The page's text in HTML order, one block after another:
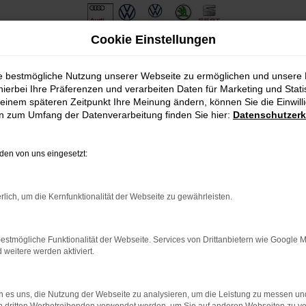
bestimmter Seiten verhindern. Funktioniert die Seite in
dem neuesten Stand sind.
kann auch dazu führen, dass bestimmte Funktionen nicht
Cookie Einstellungen
bestmögliche Nutzung unserer Webseite zu ermöglichen und unsere
Ihre Präferenzen und verarbeiten Daten für Marketing und
späteren Zeitpunkt Ihre Meinung ändern, können Sie die
zum Umfang der Datenverarbeitung finden Sie hier:
von uns eingesetzt:
um die Kernfunktionalität der Webseite zu gewährleisten.
Funktionalität der Webseite. Services von Drittanbietern wie Google
weitere werden aktiviert.
es uns, die Nutzung der Webseite zu analysieren, um die Leistung zu messen